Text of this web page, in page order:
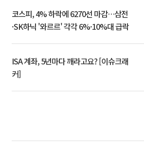
코스피, 4% 하락에 6270선 마감…삼전
·SK하닉 '와르르' 각각 6%·10%대 급락
ISA 계좌, 5년마다 깨라고요? [이슈크래
커]